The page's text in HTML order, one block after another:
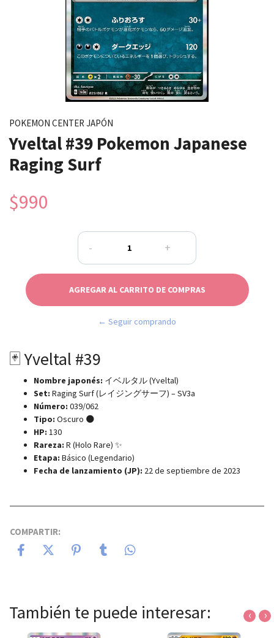
POKEMON CENTER JAPÓN
Yveltal #39 Pokemon Japanese
Raging Surf
$990
- +
← Seguir comprando
🃏 Yveltal #39
Nombre japonés: イベルタル (Yveltal)
Set: Raging Surf (レイジングサーフ) – SV3a
Número: 039/062
Tipo: Oscuro 🌑
HP: 130
Rareza: R (Holo Rare) ✨
Etapa: Básico (Legendario)
Fecha de lanzamiento (JP): 22 de septiembre de 2023
COMPARTIR:
También te puede interesar: ‹ ›